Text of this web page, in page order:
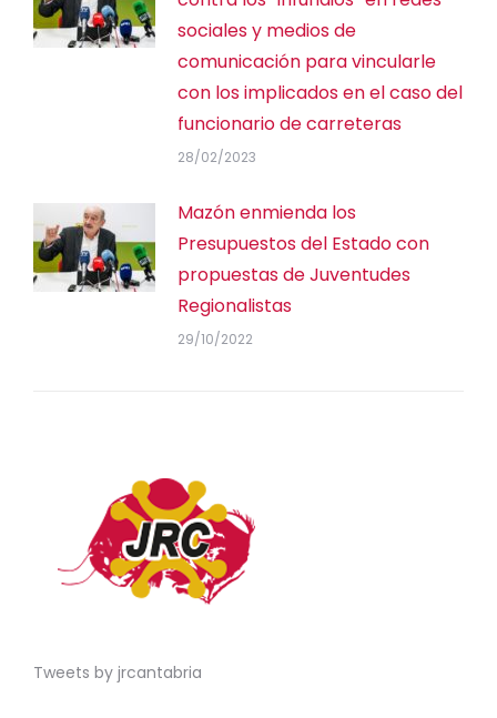
sociales y medios de
comunicación para vincularle
con los implicados en el caso del
funcionario de carreteras
28/02/2023
Mazón enmienda los
Presupuestos del Estado con
propuestas de Juventudes
Regionalistas
29/10/2022
Tweets by jrcantabria